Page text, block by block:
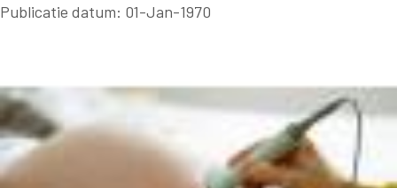
Publicatie datum: 01-Jan-1970